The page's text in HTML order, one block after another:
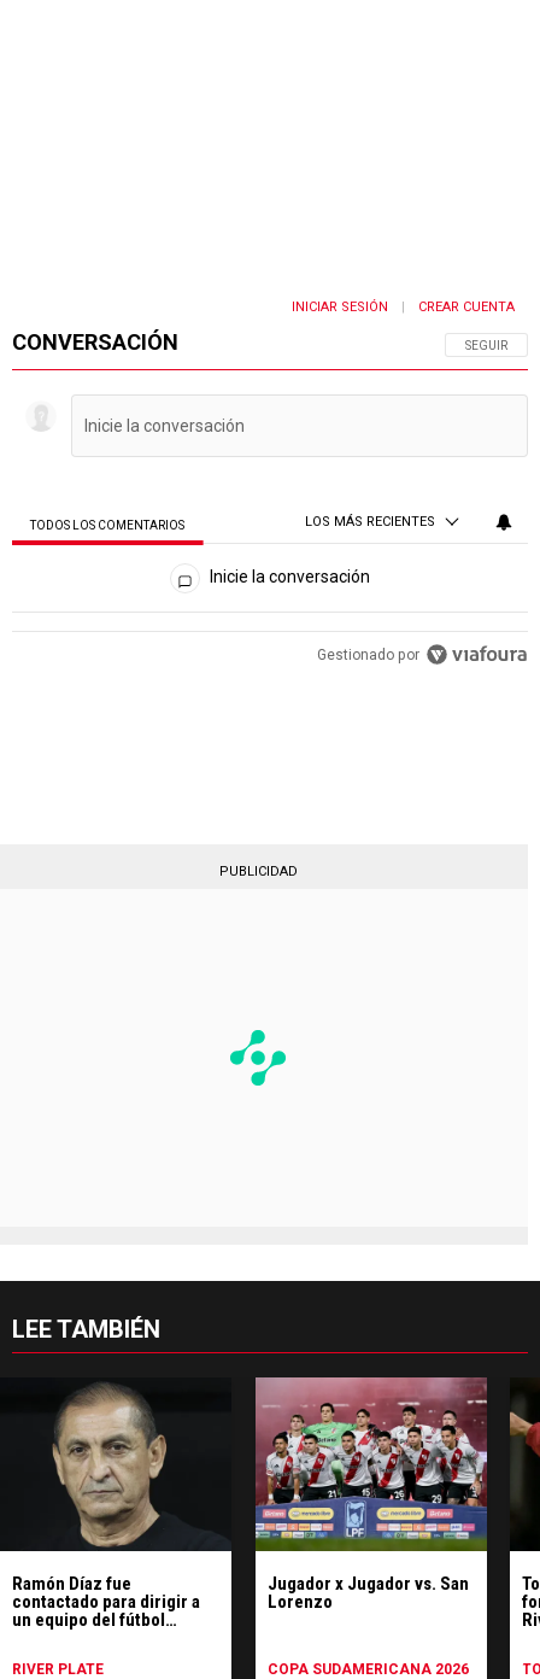
CONVERSACIÓN SIGA ESTA
SEGUIR
INICIAR SESIÓN CREAR CUENTA
TODOS LOS COMENTARIOS LOS MÁS RECIENTES
Todos los comentarios
Inicie la conversación
PUBLICIDAD
LEE TAMBIÉN
Ramón Díaz fue
contactado para dirigir a
un equipo del fútbol
RIVER PLATE
Jugador x Jugador vs. San
Lorenzo
COPA SUDAMERICANA 2026